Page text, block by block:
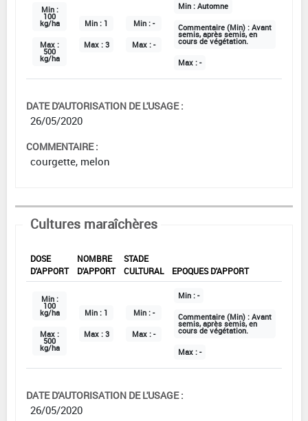
Min :
100
kg/ha
Max :
500
kg/ha
Min : 1
Max : 3
Min : -
Max : -
Min : Automne
Commentaire (Min) : Avant
semis, après semis, en
cours de végétation.
Max : -
DATE D'AUTORISATION DE L'USAGE :
26/05/2020
COMMENTAIRE :
courgette, melon
Cultures maraîchères
DOSE
D'APPORT
NOMBRE
D'APPORT
STADE
CULTURAL
EPOQUES D'APPORT
Min :
100
kg/ha
Max :
500
kg/ha
Min : 1
Max : 3
Min : -
Max : -
Min : -
Commentaire (Min) : Avant
semis, après semis, en
cours de végétation.
Max : -
DATE D'AUTORISATION DE L'USAGE :
26/05/2020